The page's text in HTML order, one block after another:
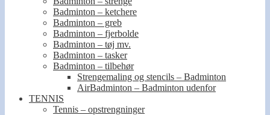
Badminton – ketchere
Badminton – greb
Badminton – fjerbolde
Badminton – tøj mv.
Badminton – tasker
Badminton – tilbehør
Strengemaling og stencils – Badminton
AirBadminton – Badminton udenfor
TENNIS
Tennis – opstrengninger